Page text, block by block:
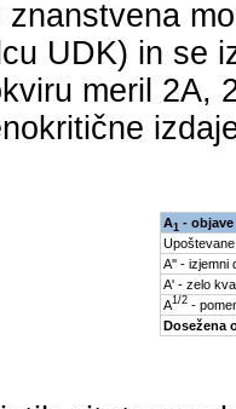
UDK) in se
meril 2A,
A1 - objave
A'' - izjemni
A' - zelo
A1/2-
Dosežena